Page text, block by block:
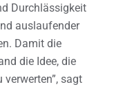
Durchlässigkeit
auslaufender
Damit die
die Idee, die
sagt